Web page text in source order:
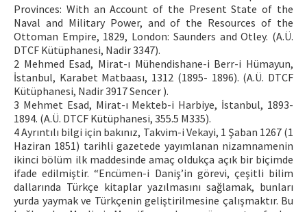
Provinces: With an Account of the Present State of the
Naval and Military Power, and of the Resources of the
Ottoman Empire, 1829, London: Saunders and Otley. (A.Ü.
DTCF Kütüphanesi, Nadir 3347).
2 Mehmed Esad, Mirat-ı Mühendishane-i Berr-i Hümayun,
İstanbul, Karabet Matbaası, 1312 (1895- 1896). (A.Ü. DTCF
Kütüphanesi, Nadir 3917 Sencer ).
3 Mehmet Esad, Mirat-ı Mekteb-i Harbiye, İstanbul, 1893-
1894. (A.Ü. DTCF Kütüphanesi, 355.5 M335).
4 Ayrıntılı bilgi için bakınız, Takvim-i Vekayi, 1 Şaban 1267 (1
Haziran 1851) tarihli gazetede yayımlanan nizamnamenin
ikinci bölüm ilk maddesinde amaç oldukça açık bir biçimde
ifade edilmiştir. “Encümen-i Daniş’in görevi, çeşitli bilim
dallarında Türkçe kitaplar yazılmasını sağlamak, bunları
yurda yaymak ve Türkçenin geliştirilmesine çalışmaktır. Bu